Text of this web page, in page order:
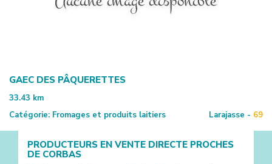
GAEC DES PÂQUERETTES
33.43 km
Catégorie: Fromages et produits laitiers Larajasse - 69
PRODUCTEURS EN VENTE DIRECTE PROCHES
DE CORBAS